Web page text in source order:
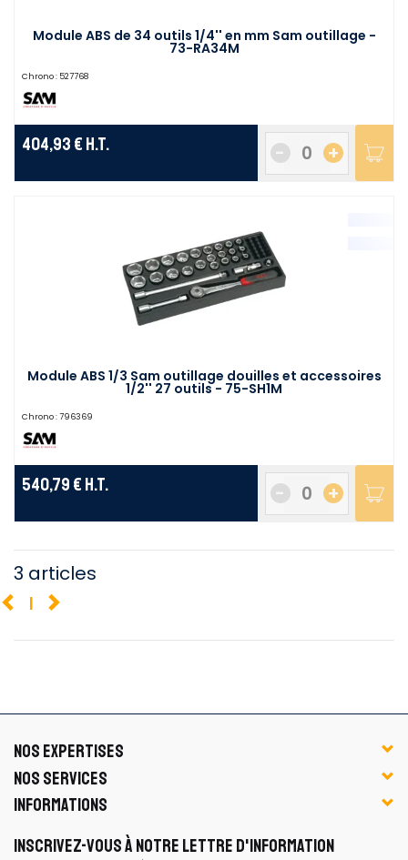
Module ABS de 34 outils 1/4'' en mm Sam outillage -
73-RA34M
Chrono : 527768
404,93 € H.T. +
-
Module ABS 1/3 Sam outillage douilles et accessoires
1/2'' 27 outils - 75-SH1M
Chrono : 796369
540,79 € H.T. +
-
3 articles
1
NOS EXPERTISES
NOS SERVICES
INFORMATIONS
INSCRIVEZ-VOUS À NOTRE LETTRE D'INFORMATION